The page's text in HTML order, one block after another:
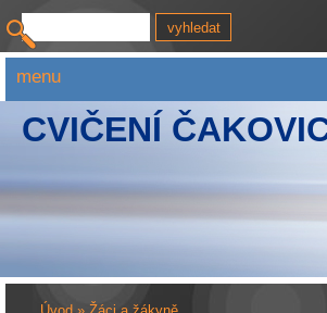
CVIČENÍ
menu